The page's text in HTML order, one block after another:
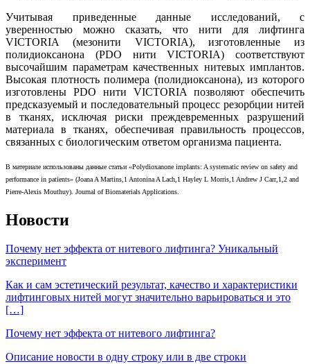
Учитывая приведенные данные исследований, с
уверенностью можно сказать, что нити для лифтинга
VICTORIA (мезонити VICTORIA), изготовленные из
полидиоксанона (PDO нити VICTORIA) соответствуют
высочайшим параметрам качественных нитевых имплантов.
Высокая плотность полимера (полидиоксанона), из которого
изготовлены PDO нити VICTORIA позволяют обеспечить
предсказуемый и последовательный процесс резорбции нитей
в тканях, исключая риски преждевременных разрушений
материала в тканях, обеспечивая правильность процессов,
связанных с биологическим ответом организма пациента.
В материале использованы данные статьи «Polydioxanone implants: A systematic review on safety and
performance in patients» (Joana A Martins,1 Antonina A Lach,1 Hayley L Morris,1 Andrew J Carr,1,2 and
Pierre-Alexis Mouthuy). Journal of Biomaterials Applications.
Новости
Почему нет эффекта от нитевого лифтинга? Уникальный
эксперимент
Как и сам эстетический результат, качество и характеристики
лифтинговых нитей могут значительно варьироваться и это
[…]
Почему нет эффекта от нитевого лифтинга?
Описание новости в одну строку или в две строки